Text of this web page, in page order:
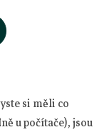
si měli co
u počítače), jsou